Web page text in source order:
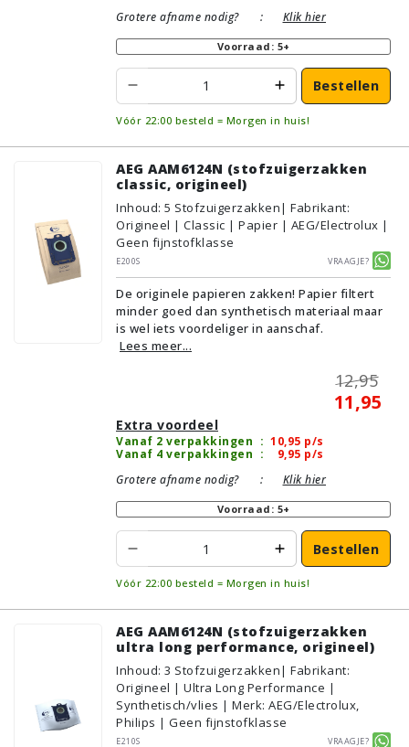
Grotere afname nodig?
: Klik hier
Voorraad: 5+
Bestellen
Vóór 22:00 besteld = Morgen in huis!
AEG AAM6124N (stofzuigerzakken
classic, origineel)
Inhoud: 5 Stofzuigerzakken| Fabrikant:
Origineel | Classic | Papier | AEG/Electrolux |
Geen fijnstofklasse
E200S
Vraagje?
De originele papieren zakken! Papier filtert
minder goed dan synthetisch materiaal maar
is wel iets voordeliger in aanschaf.
Lees meer...
12,95
11,95
Extra voordeel
Vanaf 2 verpakkingen : 10,95 p/s
Vanaf 4 verpakkingen : 9,95 p/s
Grotere afname nodig?
: Klik hier
Voorraad: 5+
Bestellen
Vóór 22:00 besteld = Morgen in huis!
AEG AAM6124N (stofzuigerzakken
ultra long performance, origineel)
Inhoud: 3 Stofzuigerzakken| Fabrikant:
Origineel | Ultra Long Performance |
Synthetisch/vlies | Merk: AEG/Electrolux,
Philips | Geen fijnstofklasse
E210S
Vraagje?